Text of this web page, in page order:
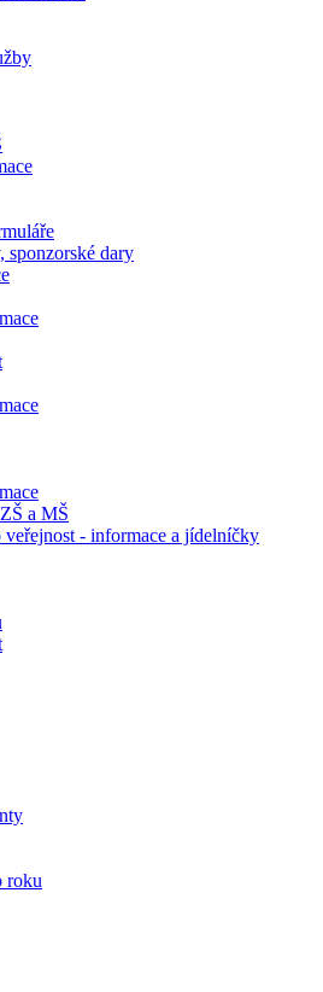
sponzorské dary
a MŠ
veřejnost - informace a jídelníčky
roku